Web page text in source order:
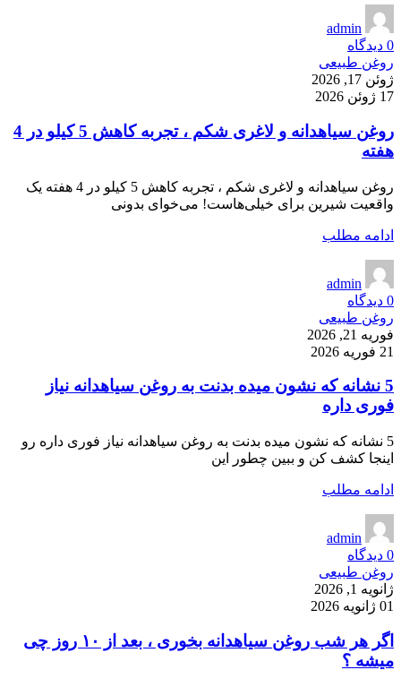
admin
0 دیدگاه
روغن طبیعی
ژوئن 17, 2026
17 ژوئن 2026
روغن سیاهدانه و لاغری شکم ، تجربه کاهش 5 کیلو در 4
هفته
روغن سیاهدانه و لاغری شکم ، تجربه کاهش 5 کیلو در 4 هفته یک
واقعیت شیرین برای خیلی‌هاست! می‌خوای بدونی
ادامه مطلب
admin
0 دیدگاه
روغن طبیعی
فوریه 21, 2026
21 فوریه 2026
5 نشانه که نشون میده بدنت به روغن سیاهدانه نیاز
فوری داره
5 نشانه که نشون میده بدنت به روغن سیاهدانه نیاز فوری داره رو
اینجا کشف کن و ببین چطور این
ادامه مطلب
admin
0 دیدگاه
روغن طبیعی
ژانویه 1, 2026
01 ژانویه 2026
اگر هر شب روغن سیاهدانه بخوری ، بعد از ۱۰ روز چی
میشه ؟